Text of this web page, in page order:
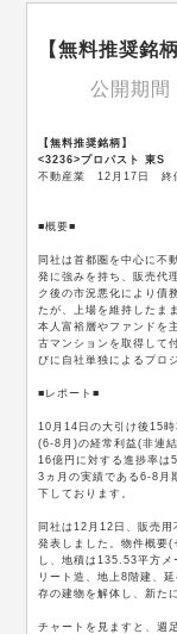
【無料推奨銘
公開期
【無料推奨銘柄】
<3236>プロパスト 東S
不動産業 12月17日 終
■概要■
同社は首都圏を中心に不
発に強みを持ち、販売代
ク後の市況悪化により債
たが、上場を維持したま
本人富裕層やファンドを
古マンションを取得して
びに自社単独によるプロ
■レポート■
10月14日の大引け後15
(6-8月)の経常利益(非連
16億円に対する進捗率は
3ヵ月の実績である6-8
下しております。
同社は12月12日、販売用
発表しました。物件概要
し、地積は135.53平方メ
リート造、地上8階建、
存の建物を解体し、新た
チャートを見ますと、週